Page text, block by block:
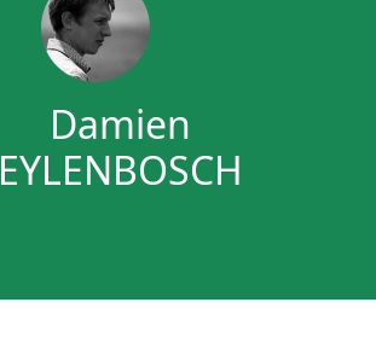
Damien
EYLENBOSCH